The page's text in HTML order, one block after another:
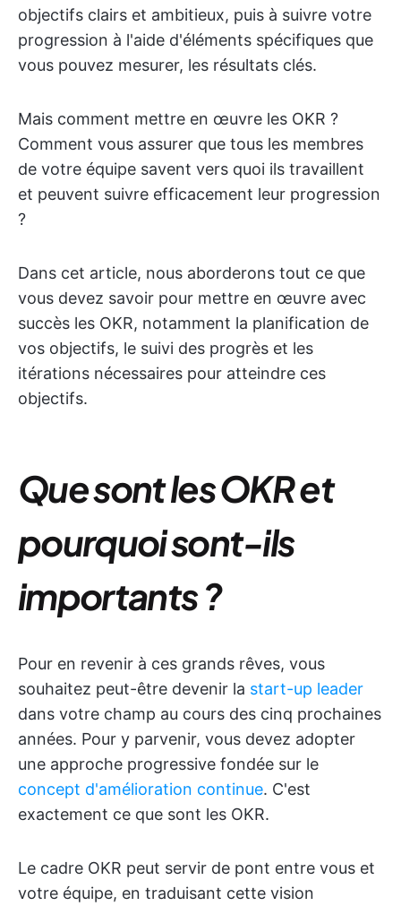
objectifs clairs et ambitieux, puis à suivre votre
progression à l'aide d'éléments spécifiques que
vous pouvez mesurer, les résultats clés.
Mais comment mettre en œuvre les OKR ?
Comment vous assurer que tous les membres
de votre équipe savent vers quoi ils travaillent
et peuvent suivre efficacement leur progression
?
Dans cet article, nous aborderons tout ce que
vous devez savoir pour mettre en œuvre avec
succès les OKR, notamment la planification de
vos objectifs, le suivi des progrès et les
itérations nécessaires pour atteindre ces
objectifs.
Que sont les OKR et
pourquoi sont-ils
importants ?
Pour en revenir à ces grands rêves, vous
souhaitez peut-être devenir la start-up leader
dans votre champ au cours des cinq prochaines
années. Pour y parvenir, vous devez adopter
une approche progressive fondée sur le
concept d'amélioration continue. C'est
exactement ce que sont les OKR.
Le cadre OKR peut servir de pont entre vous et
votre équipe, en traduisant cette vision